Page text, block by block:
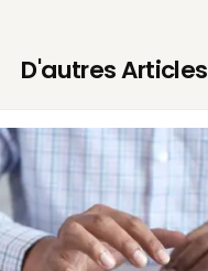
D'autres Articles